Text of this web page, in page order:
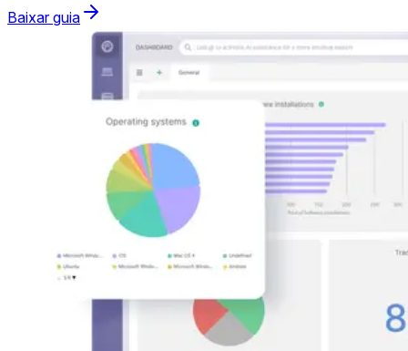
Baixar guia